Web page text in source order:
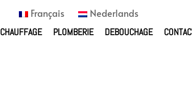
Français Nederlands
CHAUFFAGE PLOMBERIE DEBOUCHAGE